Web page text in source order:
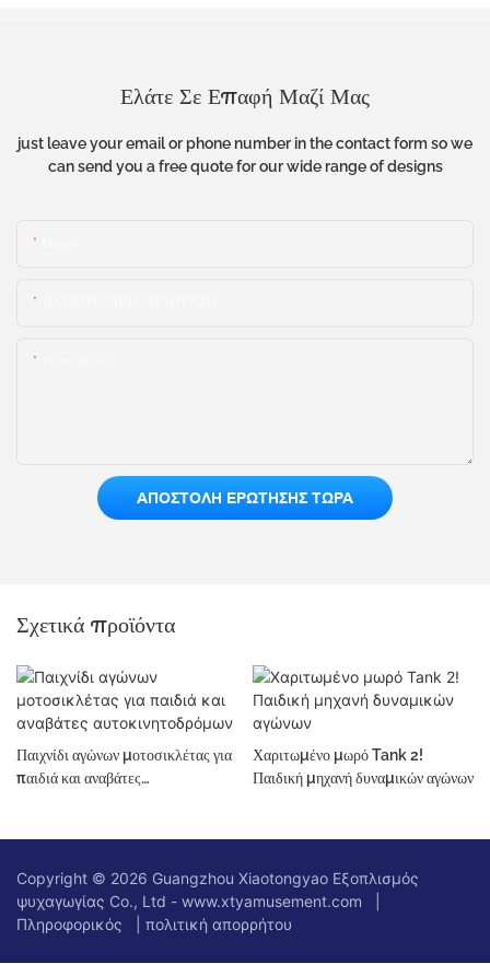
Ελάτε Σε Επαφή Μαζί Μας
just leave your email or phone number in the contact form so we
can send you a free quote for our wide range of designs
ΑΠΟΣΤΟΛΉ ΕΡΏΤΗΣΗΣ ΤΏΡΑ
Σχετικά προϊόντα
Παιχνίδι αγώνων μοτοσικλέτας για
παιδιά και αναβάτες
Χαριτωμένο μωρό Tank 2!
Παιδική μηχανή δυναμικών αγώνων
Copyright © 2026 Guangzhou Xiaotongyao Εξοπλισμός
ψυχαγωγίας Co., Ltd - www.xtyamusement.com |
Πληροφορικός
πολιτική απορρήτου